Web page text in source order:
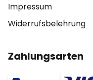
Impressum
Widerrufsbelehrung
Zahlungsarten